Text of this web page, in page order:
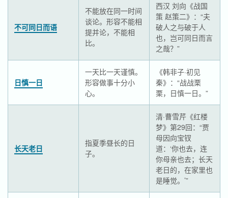
不可同日而语
不能放在同一时间
谈论。形容不能相
提并论，不能相
比。
西汉 刘向《战国
策 赵策二》：“夫
破人之与破于人
也，岂可同日而言
之哉？”
日慎一日
一天比一天谨慎。
形容做事十分小
心。
《韩非子·初见
秦》：“战战栗
栗，日慎一日。”
长天老日
指夏季昼长的日
子。
清·曹雪芹《红楼
梦》第29回：“贾
母因向宝钗
道：‘你也去，连
你母亲也去；长天
老日的，在家里也
是睡觉。’”